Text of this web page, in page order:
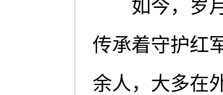
如今，岁月
传承着守护红
余人，大多在